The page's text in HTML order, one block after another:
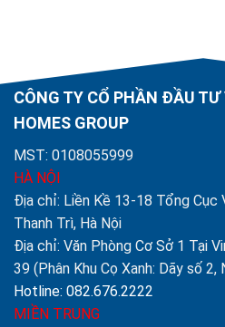
CÔNG TY CỔ PHẦN ĐẦU
HOMES GROUP
MST: 0108055999
HÀ NỘI
Địa chỉ: Liền Kề 13-18 Tổng Cục
Thanh Trì, Hà Nội
Địa chỉ: Văn Phòng Cơ Sở 1 Tại
39 (Phân Khu Cọ Xanh: Dãy số 2,
Hotline: 082.676.2222
MIỀN TRUNG